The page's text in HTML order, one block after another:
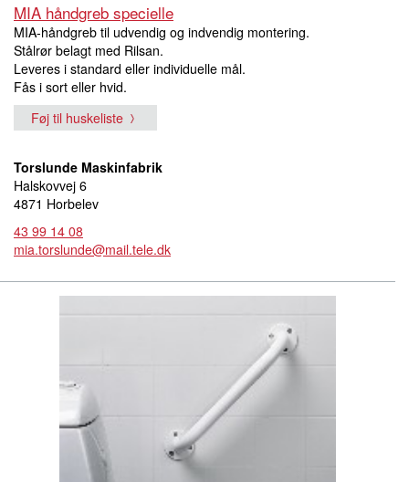
MIA håndgreb specielle
MIA-håndgreb til udvendig og indvendig montering.
Stålrør belagt med Rilsan.
Leveres i standard eller individuelle mål.
Fås i sort eller hvid.
Føj til huskeliste
Torslunde Maskinfabrik
Halskovvej 6
4871 Horbelev
43 99 14 08
mia.torslunde@mail.tele.dk